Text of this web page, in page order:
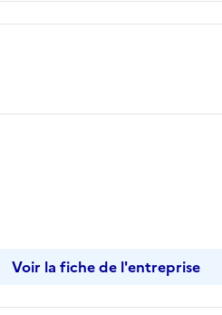
Voir la fiche de l'entreprise